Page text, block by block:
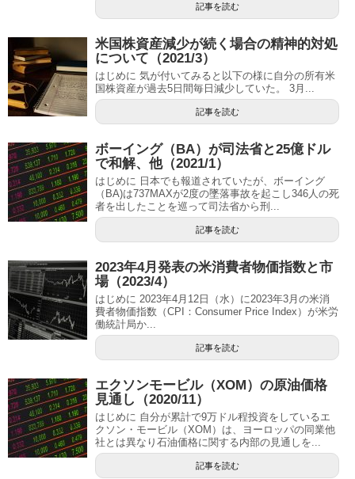
記事を読む
米国株資産減少が続く場合の精神的対処
について（2021/3）
はじめに 気が付いてみると以下の様に自分の所有米
国株資産が過去5日間毎日減少していた。 3月...
記事を読む
ボーイング（BA）が司法省と25億ドル
で和解、他（2021/1）
はじめに 日本でも報道されていたが、ボーイング
（BA)は737MAXが2度の墜落事故を起こし346人の死
者を出したことを巡って司法省から刑...
記事を読む
2023年4月発表の米消費者物価指数と市
場（2023/4）
はじめに 2023年4月12日（水）に2023年3月の米消
費者物価指数（CPI：Consumer Price Index）が米労
働統計局か...
記事を読む
エクソンモービル（XOM）の原油価格
見通し（2020/11）
はじめに 自分が累計で9万ドル程投資をしているエ
クソン・モービル（XOM）は、ヨーロッパの同業他
社とは異なり石油価格に関する内部の見通しを...
記事を読む